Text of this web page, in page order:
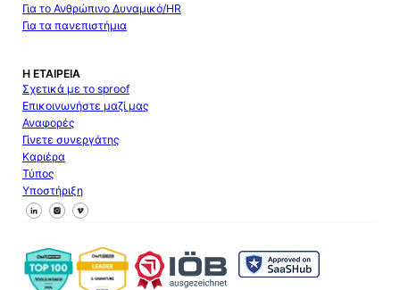
Για το Ανθρώπινο Δυναμικό/HR
Για τα πανεπιστήμια
Η ΕΤΑΙΡΕΊΑ
Σχετικά με το sproof
Επικοινωνήστε μαζί μας
Αναφορές
Γίνετε συνεργάτης
Καριέρα
Τύπος
Υποστήριξη
Ακολουθήστε μας στο Facebook
Ακολουθήστε μας στο X
Ακολουθήστε μας στο LinkedIn